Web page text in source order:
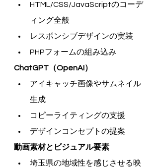
HTML/CSS/JavaScriptのコーデ
ィング全般
レスポンシブデザインの実装
PHPフォームの組み込み
ChatGPT（OpenAI）
アイキャッチ画像やサムネイル
生成
コピーライティングの支援
デザインコンセプトの提案
動画素材とビジュアル要素
埼玉県の地域性を感じさせる映